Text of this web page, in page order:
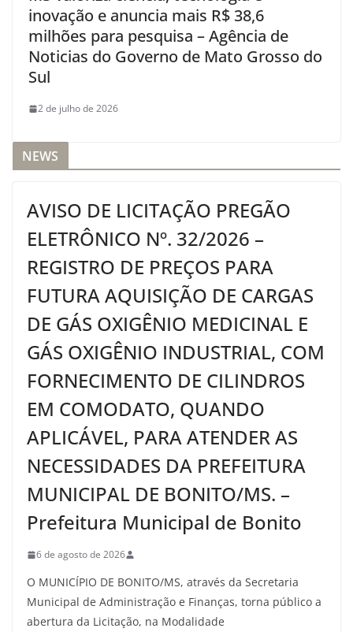
inovação e anuncia mais R$ 38,6
milhões para pesquisa – Agência de
Noticias do Governo de Mato Grosso do
Sul
2 de julho de 2026
NEWS
AVISO DE LICITAÇÃO PREGÃO
ELETRÔNICO Nº. 32/2026 –
REGISTRO DE PREÇOS PARA
FUTURA AQUISIÇÃO DE CARGAS
DE GÁS OXIGÊNIO MEDICINAL E
GÁS OXIGÊNIO INDUSTRIAL, COM
FORNECIMENTO DE CILINDROS
EM COMODATO, QUANDO
APLICÁVEL, PARA ATENDER AS
NECESSIDADES DA PREFEITURA
MUNICIPAL DE BONITO/MS. –
Prefeitura Municipal de Bonito
6 de agosto de 2026
O MUNICÍPIO DE BONITO/MS, através da Secretaria
Municipal de Administração e Finanças, torna público a
abertura da Licitação, na Modalidade